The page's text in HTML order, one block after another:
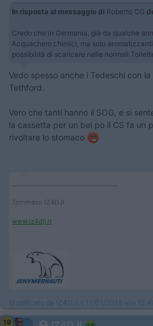
In risposta al messaggio di Roberto CG
Credo che in Germania, già da qualche
Acquachem chimici, ma solo
possibilità di scaricare nelle normali
Vedo spesso anche i Tedeschi con
Tethford.
Vero che tanti hanno il SOG, e si
la cassetta per un bel po il CS fa un
rivoltare lo stomaco
Tommaso IZ4DJI
www.iz4dji.it
Modificato da IZ4DJI il 11/01/2018 alle
19